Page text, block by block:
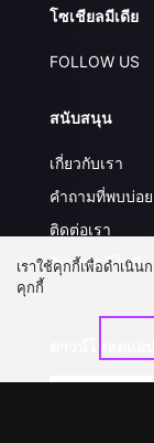
โซเชียลมีเดีย
FOLLOW US
สนับสนุน
เกี่ยวกับเรา
คำถามที่พบบ่อย
ติดต่อเรา
อัปเกรด วีไอพี
เราใช้คุกกี้เพื่อดำเนิน
คุกกี้